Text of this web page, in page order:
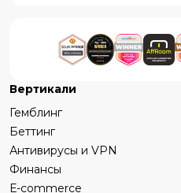
Вертикали
Гемблинг
Беттинг
Антивирусы и VPN
Финансы
Е-commerce